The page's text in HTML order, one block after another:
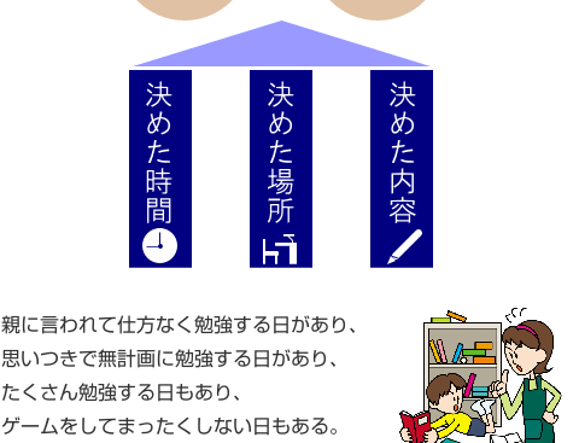
親に言われて仕方なく勉強する日があり、
思いつきで無計画に勉強する日があり、
たくさん勉強する日もあり、
ゲームをしてまったくしない日もある。